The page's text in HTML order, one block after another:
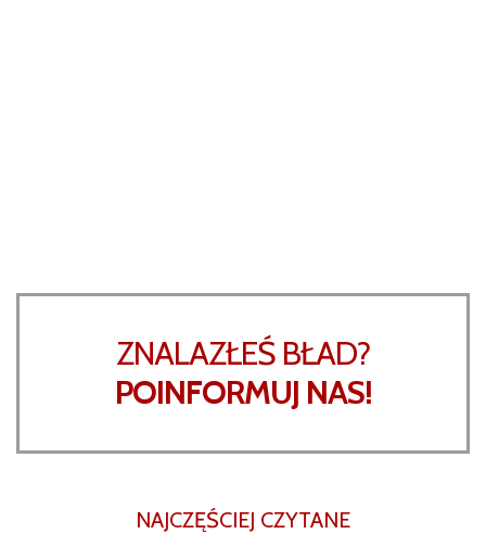
ZNALAZŁEŚ BŁAD?
POINFORMUJ NAS!
NAJCZĘŚCIEJ CZYTANE